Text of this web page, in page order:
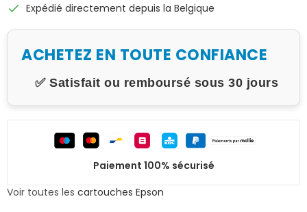
check Expédié directement depuis la Belgique
ACHETEZ EN TOUTE CONFIANCE
✅ Satisfait ou remboursé sous 30 jours
Paiement 100% sécurisé
Voir toutes les cartouches Epson